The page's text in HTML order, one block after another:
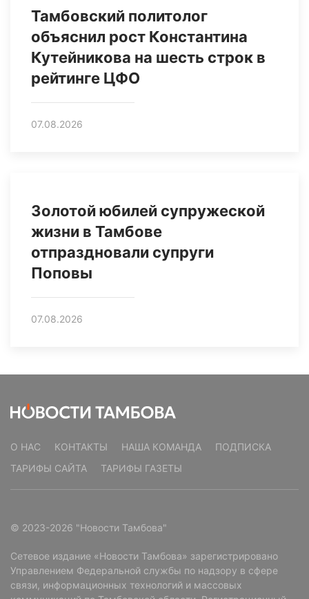
Тамбовский политолог
объяснил рост Константина
Кутейникова на шесть строк в
рейтинге ЦФО
07.08.2026
Золотой юбилей супружеской
жизни в Тамбове
отпраздновали супруги
Поповы
07.08.2026
О НАС КОНТАКТЫ НАША КОМАНДА
ПОДПИСКА
ТАРИФЫ САЙТА
ТАРИФЫ ГАЗЕТЫ
© 2023-2026 "Новости Тамбова"
Сетевое издание «Новости Тамбова» зарегистрировано
Управлением Федеральной службы по надзору в сфере
связи, информационных технологий и массовых